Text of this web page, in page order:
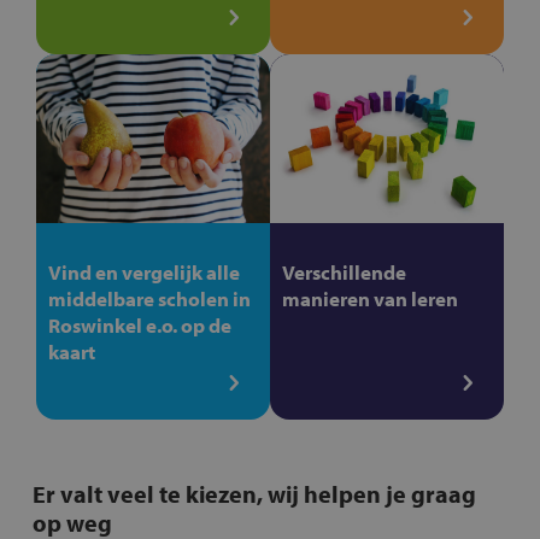
Vind en vergelijk alle
middelbare scholen in
Roswinkel e.o. op de
kaart
Verschillende
manieren van leren
Er valt veel te kiezen, wij helpen je graag
op weg